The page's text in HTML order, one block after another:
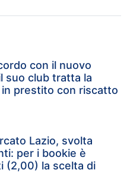
con il nuovo
suo club tratta la
prestito con riscatto
Lazio, svolta
per i bookie è
(2,00) la scelta di